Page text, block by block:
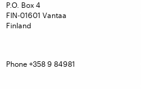
P.O. Box 4
FIN-01601 Vantaa
Finland
Phone +358 9 84981